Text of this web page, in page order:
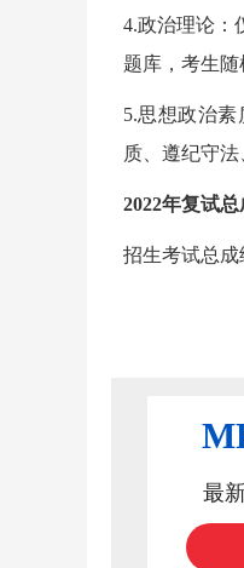
4.政治理论：
题库，考生随
5.思想政治
质、遵纪守法
2022年复试
招生考试总成
最